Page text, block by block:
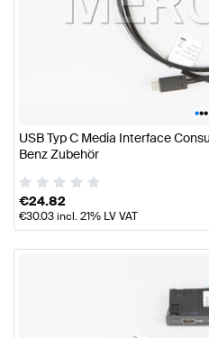
•••
USB Typ C Media Interface
Benz Zubehör
€24.82
€30.03incl. 21% LV VAT